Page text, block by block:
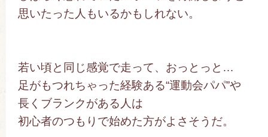
思いたった人もいるかもしれない。
若い頃と同じ感覚で走って、おっとっと…
足がもつれちゃった経験ある“運動会パパ”や
長くブランクがある人は
初心者のつもりで始めた方がよさそうだ。